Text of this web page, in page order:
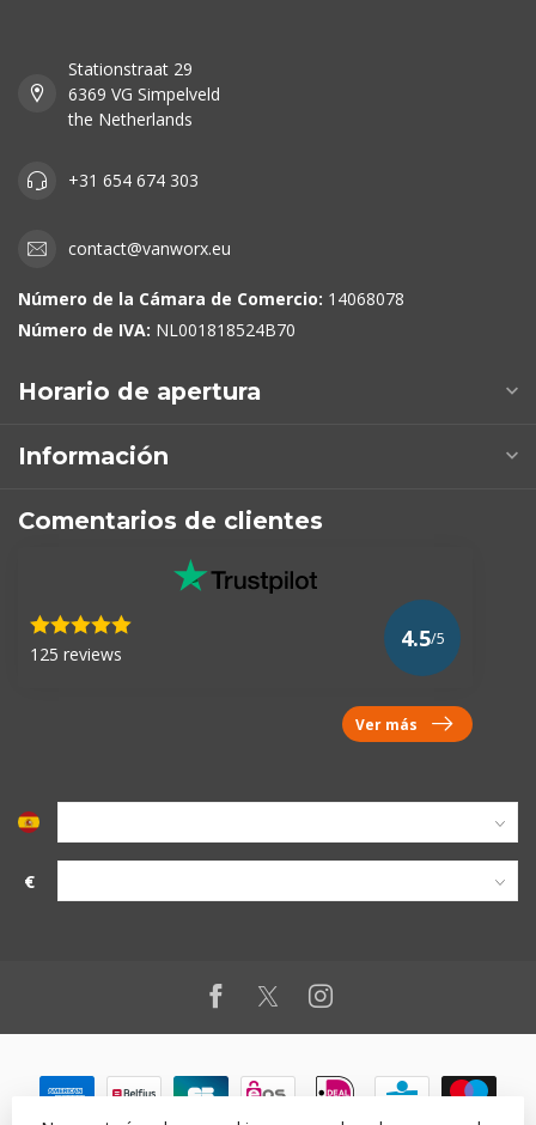
Stationstraat 29
6369 VG Simpelveld
the Netherlands
+31 654 674 303
contact@vanworx.eu
Número de la Cámara de Comercio: 14068078
Número de IVA: NL001818524B70
Horario de apertura
Información
Comentarios de clientes
125 reviews
4.5/5
Ver más
€